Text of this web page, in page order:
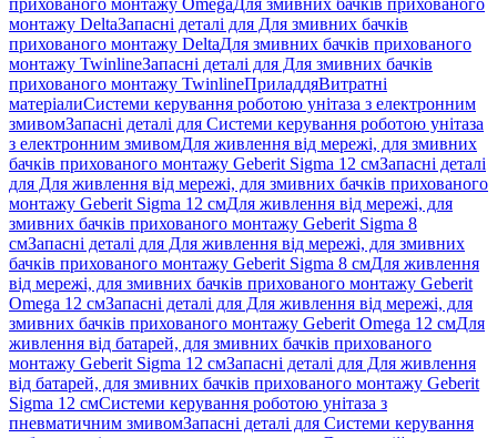
прихованого монтажу OmegaДля змивних бачків прихованого
монтажу DeltaЗапасні деталі для Для змивних бачків
прихованого монтажу DeltaДля змивних бачків прихованого
монтажу TwinlineЗапасні деталі для Для змивних бачків
прихованого монтажу TwinlineПриладдяВитратні
матеріалиСистеми керування роботою унітаза з електронним
змивомЗапасні деталі для Системи керування роботою унітаза
з електронним змивомДля живлення від мережі, для змивних
бачків прихованого монтажу Geberit Sigma 12 смЗапасні деталі
для Для живлення від мережі, для змивних бачків прихованого
монтажу Geberit Sigma 12 смДля живлення від мережі, для
змивних бачків прихованого монтажу Geberit Sigma 8
смЗапасні деталі для Для живлення від мережі, для змивних
бачків прихованого монтажу Geberit Sigma 8 смДля живлення
від мережі, для змивних бачків прихованого монтажу Geberit
Omega 12 смЗапасні деталі для Для живлення від мережі, для
змивних бачків прихованого монтажу Geberit Omega 12 смДля
живлення від батарей, для змивних бачків прихованого
монтажу Geberit Sigma 12 смЗапасні деталі для Для живлення
від батарей, для змивних бачків прихованого монтажу Geberit
Sigma 12 смСистеми керування роботою унітаза з
пневматичним змивомЗапасні деталі для Системи керування